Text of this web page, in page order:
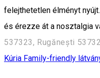
felejthetetlen élményt
és érezze át a nosztalgia
537323, Rugănești
Kúria Family-friendly